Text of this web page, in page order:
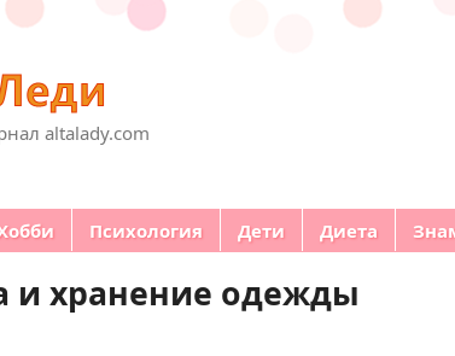
altalady.com
Психология Дети Диета
и хранение одежды